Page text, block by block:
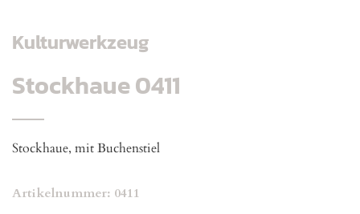
Kulturwerkzeug
Stockhaue 0411
Stockhaue, mit Buchenstiel
Artikelnummer: 0411